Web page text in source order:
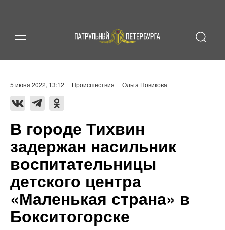
5 июня 2022, 13:12 Происшествия Ольга Новикова
В городе Тихвин
задержан насильник
воспитательницы
детского центра
«Маленькая страна» в
Бокситогорске